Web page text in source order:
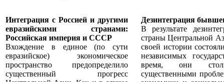
Интеграция с Россией и другими
евразийскими странами:
Российская империя и СССР
Вхождение в единое (по сути
евразийское) экономическое
пространство предопределило
существенный прогресс
Дезинтеграция
В результате
страны Центральной
своей истории
независимых
время, они
существенными